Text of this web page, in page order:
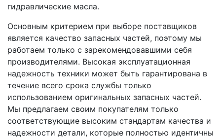
гидравлические масла.
Основным критерием при выборе поставщиков
является качество запасных частей, поэтому мы
работаем только с зарекомендовавшими себя
производителями. Высокая эксплуатационная
надежность техники может быть гарантирована в
течение всего срока службы только
использованием оригинальных запасных частей.
Мы предлагаем своим покупателям только
соответствующие высоким стандартам качества и
надежности детали, которые полностью идентичны